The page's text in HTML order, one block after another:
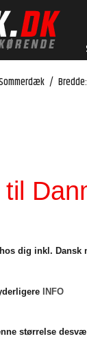
/
dig inkl. Dansk
INFO
størrelse